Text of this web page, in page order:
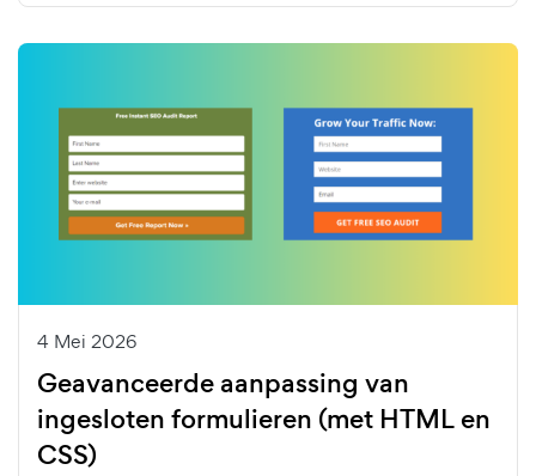
4 Mei 2026
Geavanceerde aanpassing van
ingesloten formulieren (met HTML en
CSS)